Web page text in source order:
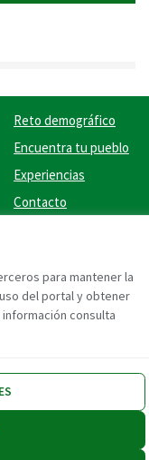
para mantener la
del portal y obtener
consulta
Reto demográfico
Encuentra tu pueblo
Experiencias
Contacto
datos